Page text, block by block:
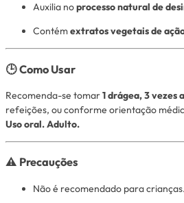
Auxilia noprocesso natural de
Contémextratos vegetais de
🕒Como Usar
Recomenda-se tomar1 drágea, 3 vezes
refeições, ou conforme orientação
Uso oral. Adulto.
⚠️ Precauções
Não é recomendado para crianças.